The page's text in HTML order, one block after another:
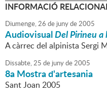
INFORMACIÓ
Diumenge,26 de junyde2005
AudiovisualDel Pirineu a
A càrrec del alpinista Sergi
Dissabte,25 de junyde2005
8a Mostra d'artesania
Sant Joan 2005